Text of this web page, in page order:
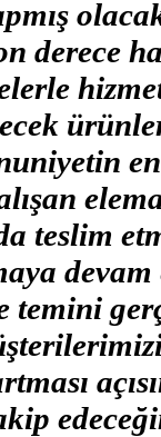
derece
teslim
temini